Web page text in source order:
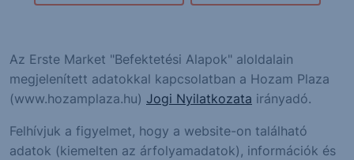
Az Erste Market "Befektetési Alapok" aloldalain
megjelenített adatokkal kapcsolatban a Hozam Plaza
(www.hozamplaza.hu) Jogi Nyilatkozata irányadó.
Felhívjuk a figyelmet, hogy a website-on található
adatok (kiemelten az árfolyamadatok), információk és